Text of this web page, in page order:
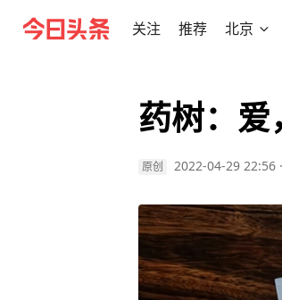
关注 推荐 北京
药树：
原创 2022-04-29 22:56 ·